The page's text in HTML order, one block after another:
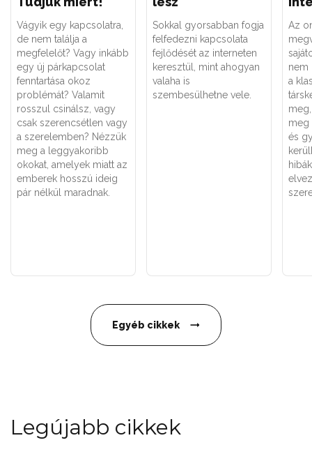
Vágyik egy kapcsolatra,
de nem találja a
megfelelőt? Vagy inkább
egy új párkapcsolat
fenntartása okoz
problémát? Valamit
rosszul csinálsz, vagy
csak szerencsétlen vagy
a szerelemben? Nézzük
meg a leggyakoribb
okokat, amelyek miatt az
emberek hosszú ideig
pár nélkül maradnak.
Sokkal gyorsabban fogja
felfedezni kapcsolata
fejlődését az interneten
keresztül, mint ahogyan
valaha is
szembesülhetne vele.
Az
nem
a
meg
és
Egyéb cikkek
Legújabb cikkek